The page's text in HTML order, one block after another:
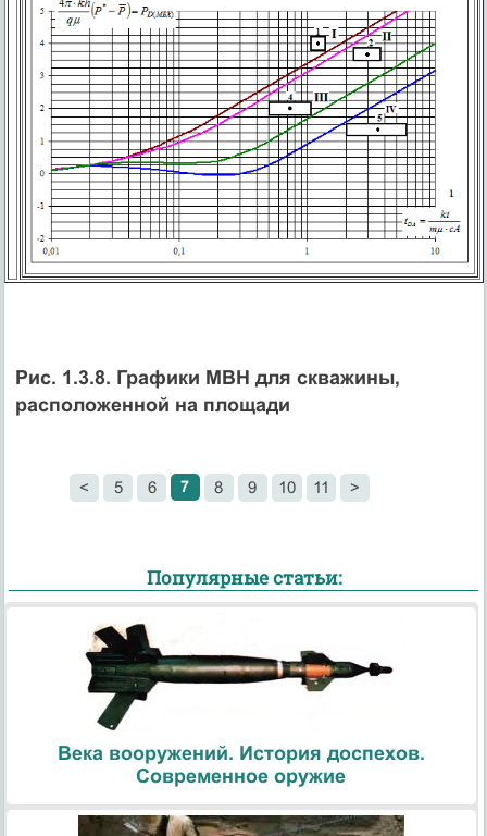
Рис. 1.3.8. Графики МВН для скважины,
расположенной на площади
< 5 6 7 8 9 10 11 >
Популярные статьи:
Века вооружений. История доспехов.
Современное оружие